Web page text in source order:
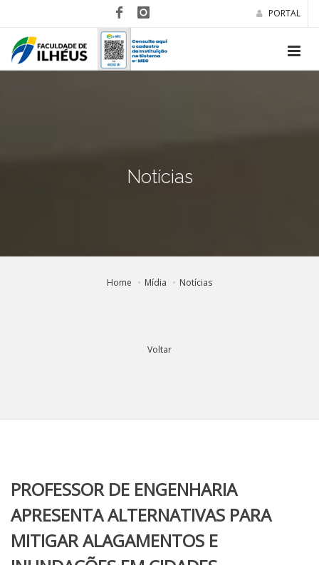
PORTAL
Notícias
Home Mídia Notícias
Voltar
PROFESSOR DE ENGENHARIA
APRESENTA ALTERNATIVAS PARA
MITIGAR ALAGAMENTOS E